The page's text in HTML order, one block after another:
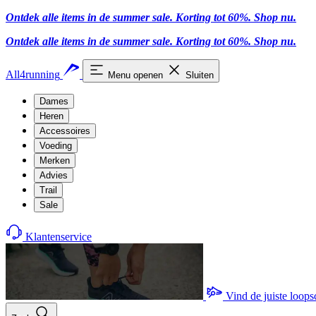
Ontdek alle items in de summer sale. Korting tot 60%. Shop nu.
Ontdek alle items in de summer sale. Korting tot 60%. Shop nu.
All4running Menu openen Sluiten
Dames
Heren
Accessoires
Voeding
Merken
Advies
Trail
Sale
Klantenservice
Vind de juiste